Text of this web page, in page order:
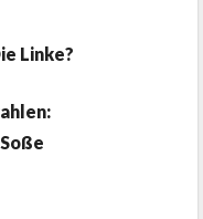
Linke?